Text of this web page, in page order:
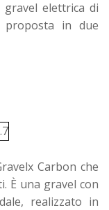
gravel elettrica di
proposta in due
Carbon che
È una gravel con
realizzato in